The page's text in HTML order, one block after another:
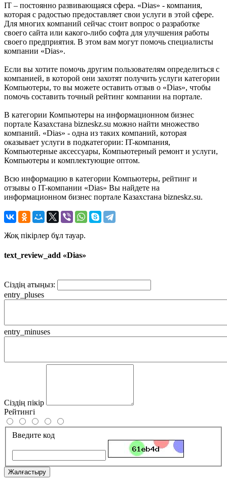
IT – постоянно развивающаяся сфера. «Dias» - компания,
которая с радостью предоставляет свои услуги в этой сфере.
Для многих компаний сейчас стоит вопрос о разработке
своего сайта или какого-либо софта для улучшения работы
своего предприятия. В этом вам могут помочь специалисты
компании «Dias».
Если вы хотите помочь другим пользователям определиться с
компанией, в которой они захотят получить услуги категории
Компьютеры, то вы можете оставить отзыв о «Dias», чтобы
помочь составить точный рейтинг компании на портале.
В категории Компьютеры на информационном бизнес
портале Казахстана bizneskz.su можно найти множество
компаний. «Dias» - одна из таких компаний, которая
оказывает услуги в подкатегории: IT-компания,
Компьютерные аксессуары, Компьютерный ремонт и услуги,
Компьютеры и комплектующие оптом.
Всю информацию в категории Компьютеры, рейтинг и
отзывы о IT-компании «Dias» Вы найдете на
информационном бизнес портале Казахстана bizneskz.su.
Жоқ пікірлер бұл тауар.
text_review_add «Dias»
Сіздің атыңыз:
entry_pluses
entry_minuses
Сіздің пікір
Рейтингі
Введите код
Жалғастыру